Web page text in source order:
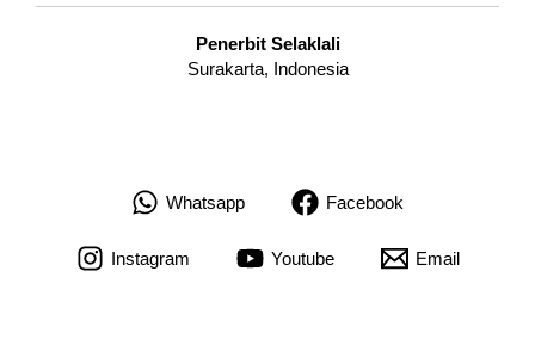
Penerbit Selaklali
Surakarta, Indonesia
Whatsapp Facebook
Instagram Youtube Email